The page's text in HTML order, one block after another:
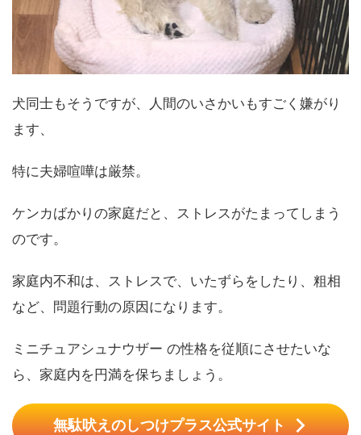
犬同士もそうですが、人間のいさかいもすごく嫌がり
ます、
特に夫婦喧嘩は厳禁。
ケンカばかりの家庭だと、ストレスがたまってしまう
のです。
家庭内不和は、ストレスで、いたずらをしたり、粗相
など、問題行動の原因になります。
ミニチュアシュナウザー の性格を従順にさせたいな
ら、家庭内を円満を保ちましょう。
無駄吠えのしつけプラス公式サイト